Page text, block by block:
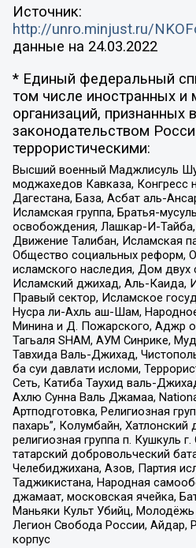
Источник:
http://unro.minjust.ru/
данные на 24.03.2022
* Единый федеральный
том числе иностранных
организаций, признанных
законодательством
террористическими:
Высший военный Маджлисуль
моджахедов Кавказа, Конгресс
Дагестана, База, Асбат аль-
Исламская группа, Братья-
освобождения, Лашкар-И-Тайба,
Движение Талибан, Исламская
Общество социальных реформ,
исламского наследия, Дом
Исламский джихад, Аль-Каида,
Правый сектор, Исламское
Нусра ли-Ахль аш-Шам,
Минина и Д. Пожарского, Аджр
Тагьаля SHAM, АУМ Синрике,
Тавхида Валь-Джихад,
ба суи давлати исломи,
Сеть, Катиба Таухид валь-
Ахлю Сунна Валь Джамаа,
Артподготовка, Религиозная
пахарь”, Колумбайн,
религиозная группа п. Кушкуль
татарский добровольческий
Челебиджихана, Азов, Партия
Таджикистана, Народная
джамаат, московская ячейка,
Маньяки Культ Убийц,
Легион Свобода России, Айдар,
корпус